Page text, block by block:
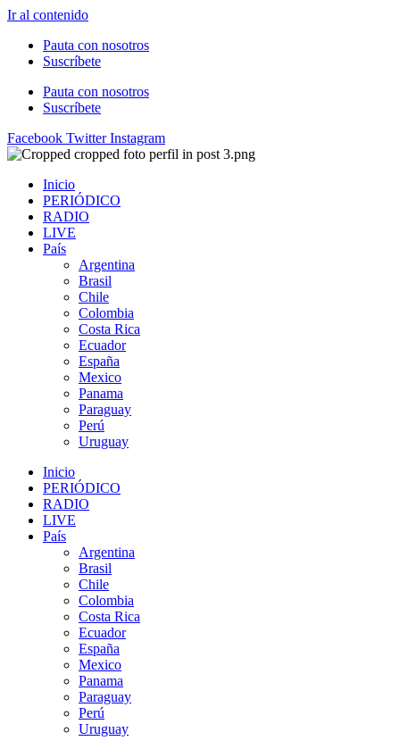
Ir al contenido
Pauta con nosotros
Suscríbete
Pauta con nosotros
Suscríbete
Facebook Twitter Instagram
Inicio
PERIÓDICO
RADIO
LIVE
País
Argentina
Brasil
Chile
Colombia
Costa Rica
Ecuador
España
Mexico
Panama
Paraguay
Perú
Uruguay
Inicio
PERIÓDICO
RADIO
LIVE
País
Argentina
Brasil
Chile
Colombia
Costa Rica
Ecuador
España
Mexico
Panama
Paraguay
Perú
Uruguay